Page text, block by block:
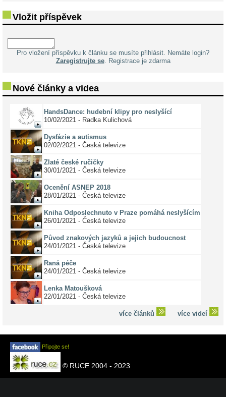
Vložit příspěvek
Pro vložení příspěvku k článku se musíte přihlásit. Nemáte login?
Zaregistrujte se. Registrace je zdarma
Nové články a videa
HandsDance: hudební klipy pro neslyšící
10/02/2021 - Radka Kulichová
Dysfázie a autismus
02/02/2021 - Česká televize
Zlaté české ručičky
30/01/2021 - Česká televize
Ocenění ASNEP 2018
28/01/2021 - Česká televize
Kniha Odposlechnuto v Praze pomáhá neslyšícím
26/01/2021 - Česká televize
Původ znakových jazyků a jejich budoucnost
24/01/2021 - Česká televize
Raná péče
24/01/2021 - Česká televize
Lenka Matoušková
22/01/2021 - Česká televize
více článků více videí
Připojte se!
© RUCE 2004 - 2023